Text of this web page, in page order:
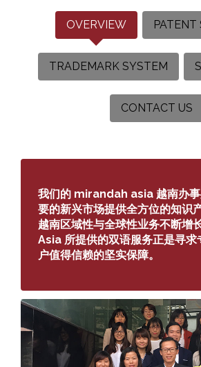
OVERVIEW PATENT
TRADEMARK SYSTEM
CONTACT US
我们的 mirandah asia 越南办
要的新兴市场提供全方位的知识
越南区域性与全球性业务不断增
Asia 所提供的双语服务正是寻求
户值得信赖的坚实保障。